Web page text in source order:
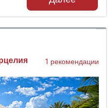
1 рекомендации